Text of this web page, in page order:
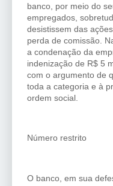
banco, por meio do
empregados,
desistissem das
perda de comissão.
a condenação da
indenização de R$ 5
com o argumento de
toda a categoria e à
ordem social.
Número restrito
O banco, em sua